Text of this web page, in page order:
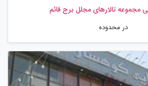
مجموعه تالارهای مجلل برج قائم
در محدوده